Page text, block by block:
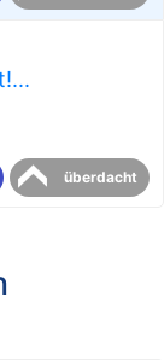
überdacht